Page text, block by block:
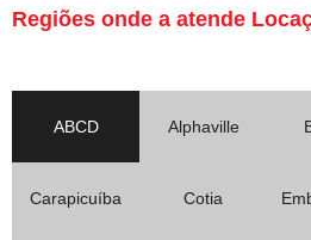
Regiões onde a atende
ABCD Alphaville
Carapicuíba Cotia